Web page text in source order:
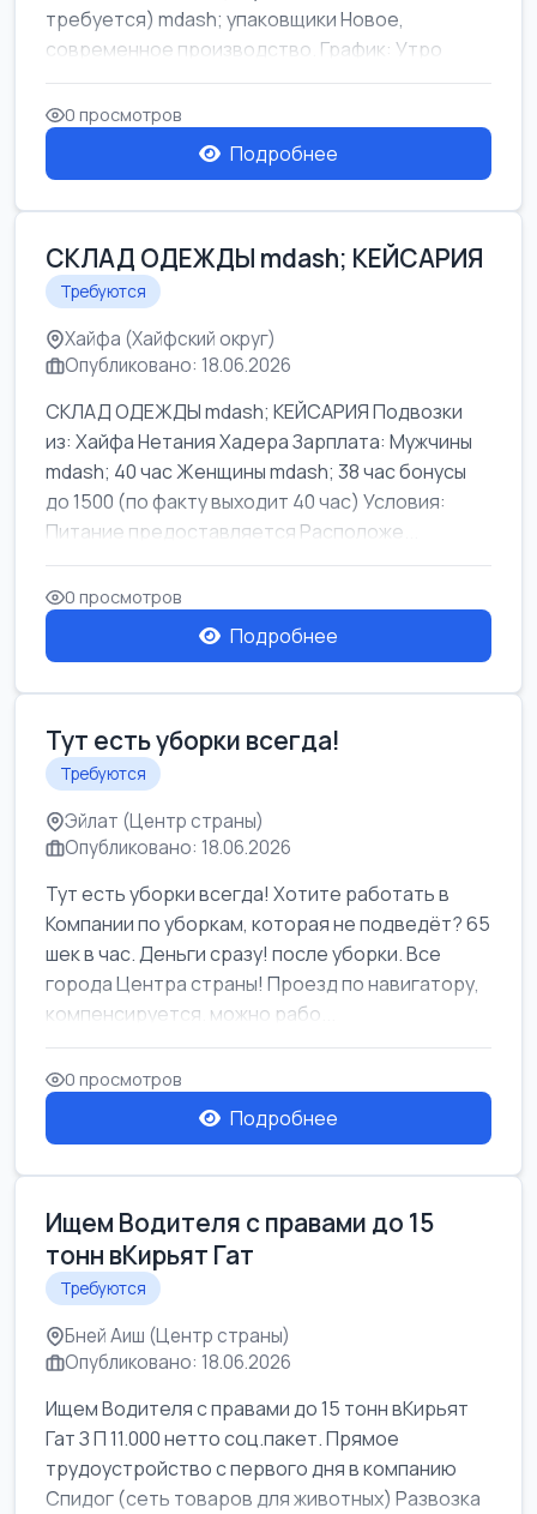
требуется) mdash; упаковщики Новое,
современное производство. График: Утро
mda...
0 просмотров
Подробнее
СКЛАД ОДЕЖДЫ mdash; КЕЙСАРИЯ
Требуются
Хайфа (Хайфский округ)
Опубликовано: 18.06.2026
СКЛАД ОДЕЖДЫ mdash; КЕЙСАРИЯ Подвозки
из: Хайфа Нетания Хадера Зарплата: Мужчины
mdash; 40 час Женщины mdash; 38 час бонусы
до 1500 (по факту выходит 40 час) Условия:
Питание предоставляется Расположе...
0 просмотров
Подробнее
Тут есть уборки всегда!
Требуются
Эйлат (Центр страны)
Опубликовано: 18.06.2026
Тут есть уборки всегда! Хотите работать в
Компании по уборкам, которая не подведёт? 65
шек в час. Деньги сразу! после уборки. Все
города Центра страны! Проезд по навигатору,
компенсируется. можно рабо...
0 просмотров
Подробнее
Ищем Водителя с правами до 15
тонн вКирьят Гат
Требуются
Бней Аиш (Центр страны)
Опубликовано: 18.06.2026
Ищем Водителя с правами до 15 тонн вКирьят
Гат З П 11.000 нетто соц.пакет. Прямое
трудоустройство с первого дня в компанию
Спидог (сеть товаров для животных) Развозка